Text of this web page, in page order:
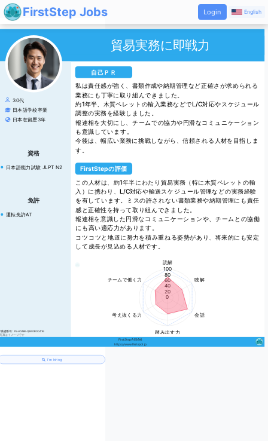
FirstStep Jobs Login English
資格
免許
職者番号：FS-KSNB-QB00000416
真はイメージです
自己ＰＲ
FirstStepの評価
L
読解
聴解
会話
踏み出す力
考え抜くる力
チームで働く力
100
-40
-20
0
20
40
60
80
100
120
FirstStep合同会社
https://www.firstepol.jp
I’m hiring